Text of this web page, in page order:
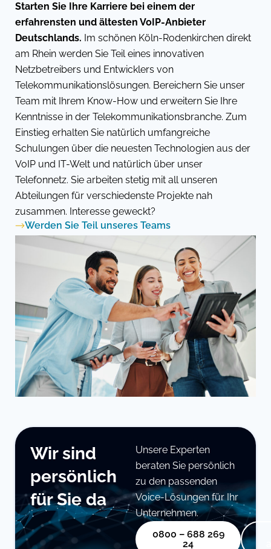
Starten Sie Ihre Karriere bei einem der
erfahrensten und ältesten VoIP-Anbieter
Deutschlands. Im schönen Köln-Rodenkirchen direkt
am Rhein werden Sie Teil eines innovativen
Netzbetreibers und Entwicklers von
Telekommunikationslösungen. Bereichern Sie unser
Team mit Ihrem Know-How und erweitern Sie Ihre
Kenntnisse in der Telekommunikationsbranche. Zum
Einstieg erhalten Sie natürlich umfangreiche
Schulungen über die neuesten Technologien aus der
VoIP und IT-Welt und natürlich über unser
Telefonnetz. Sie arbeiten stetig mit all unseren
Abteilungen für verschiedenste Projekte nah
zusammen. Interesse geweckt?
Werden Sie Teil unseres Teams
Wir sind
persönlich
für Sie da
Unsere Experten
beraten Sie persönlich
zu den passenden
Voice-Lösungen für Ihr
Unternehmen.
0800 – 688 269
24